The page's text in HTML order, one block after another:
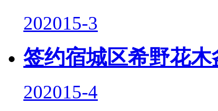
202015-3
签约宿城区希野花木
202015-4